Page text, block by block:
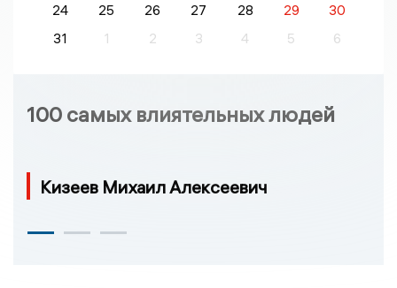
24
25 26 27 28 29
30
31
1 2 3 4 5 6
100 самых влиятельных людей
Кизеев Михаил Алексеевич